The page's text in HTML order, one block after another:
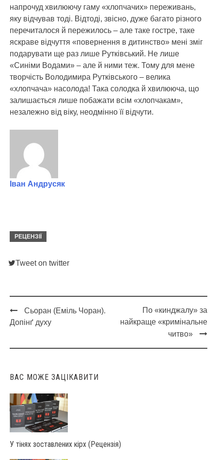
напрочуд хвилюючу гаму «хлопчачих» переживань,
яку відчував тоді. Відтоді, звісно, дуже багато різного
перечиталося й пережилось – але таке гостре, таке
яскраве відчуття «повернення в дитинство» мені зміг
подарувати ще раз лише Рутківський. Не лише
«Синіми Водами» – але й ними теж. Тому для мене
творчість Володимира Рутківського – велика
«хлопчача» насолода! Така солодка й хвилююча, що
залишається лише побажати всім «хлопчакам»,
незалежно від віку, неодмінно її відчути.
Іван Андрусяк
РЕЦЕНЗІЇ
Tweet on twitter
Post
Сьоран (Еміль Чоран).
Допінґ духу
По «кинджалу» за
найкраще «кримінальне
читво»
ВАС МОЖЕ ЗАЦІКАВИТИ
У тінях зоставлених кірх (Рецензія)